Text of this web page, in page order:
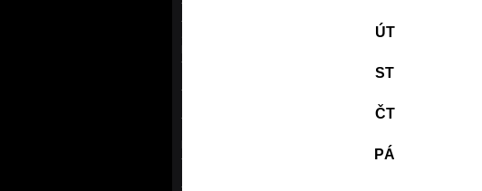
Terapie červeným světlem
ÚT
ST
ČT
PÁ